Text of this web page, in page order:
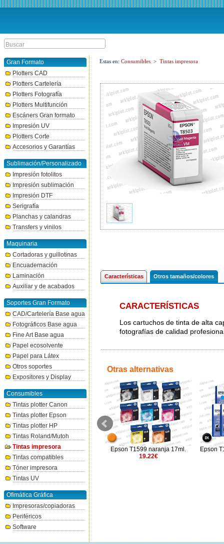
Gran Formato
Plotters CAD
Plotters Cartelería
Plotters Fotografía
Plotters Multifunción
Escáners Gran formato
Impresión UV
Plotters Corte
Accesorios y Garantías
Sublimación/Personalizado
Impresión fotolitos
Impresión sublimación
Impresión DTF
Serigrafía
Planchas y calandras
Transfers y vinilos
Maquinaria
Cortadoras y guillotinas
Encuadernación
Laminación
Auxiliar y de acabados
Soportes Gran Formato
CAD/Cartelería Base agua
Fotográficos Base agua
Fine Art Base agua
Papel ecosolvente
Papel para Látex
Otros soportes
Expositores y Display
Consumibles
Tintas plotter Canon
Tintas plotter Epson
Tintas plotter HP
Tintas Roland/Mutoh
Tintas impresora
Tintas compatibles
Tóner impresora
Tintas UV
Ofimática Gráfica
Impresoras/copiadoras
Periféricos
Software
Estas en: Consumibles > Tintas impresora
Características Otros tamaños/colores
CARACTERÍSTICAS
Los cartuchos de tinta de alta
fotografías de calidad
Otras alternativas
Epson T5809 gris claro 80ml
50.37€
Epson T1599 naranja 17ml.
19.22€
Epson